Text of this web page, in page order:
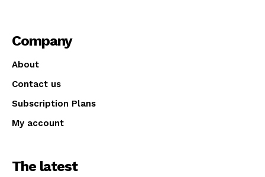
Company
About
Contact us
Subscription Plans
My account
The latest